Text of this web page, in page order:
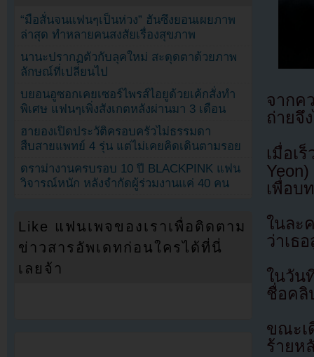
จากค
ถ่ายจึ
เมื่อเ
เพื่อบ
ในละ
ว่าเธ
ในวัน
ชื่อคลิ
ขณะเ
ร้ายห
“มือสั่นจนแฟนๆเป็นห่วง” ฮันซึงยอนเผยภาพ
ล่าสุด ทำหลายคนสงสัยเรื่องสุขภาพ
นานะปรากฏตัวกับลุคใหม่ สะดุดตาด้วยภาพ
ลักษณ์ที่เปลี่ยนไป
บยอนอูซอกเคยเซอร์ไพรส์ไอยูด้วยเค้กสั่งทำ
พิเศษ แฟนๆเพิ่งสังเกตหลังผ่านมา 3 เดือน
ฮายองเปิดประวัติครอบครัวไม่ธรรมดา
สืบสายแพทย์ 4 รุ่น แต่ไม่เคยคิดเดินตามรอย
ดราม่างานครบรอบ 10 ปี BLACKPINK แฟน
วิจารณ์หนัก หลังจำกัดผู้ร่วมงานแค่ 40 คน
Like แฟนเพจของเราเพื่อติดตาม
ข่าวสารอัพเดทก่อนใครได้ที่นี่
เลยจ้า